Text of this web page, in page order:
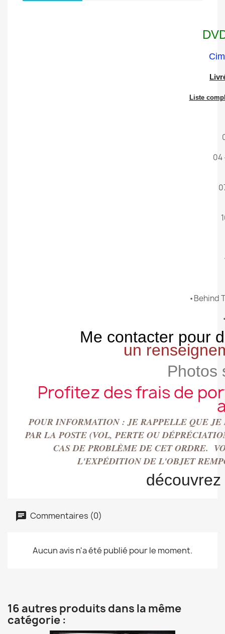
Liste
04
•Behind
Me contacter pour
un
Photos
Profitez des frais de
POUR INFORMATION : JE RAPPELLE QUE JE
PAR LA POSTE (VOL, PERTE OU
CAS DE PROBLÈME DE CET ORDRE.
L'EXPÉDITION DE L'OBJET
Commentaires (0)
Aucun avis n'a été publié pour le moment.
16 autres produits dans la même
catégorie :